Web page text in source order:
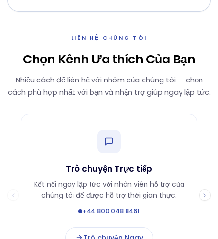
LIÊN HỆ CHÚNG TÔI
Chọn Kênh Ưa thích Của Bạn
Nhiều cách để liên hệ với nhóm của chúng tôi — chọn
cách phù hợp nhất với bạn và nhận trợ giúp ngay lập tức.
Trò chuyện Trực tiếp
Kết nối ngay lập tức với nhân viên hỗ trợ của
chúng tôi để được hỗ trợ thời gian thực.
+44 800 048 8461